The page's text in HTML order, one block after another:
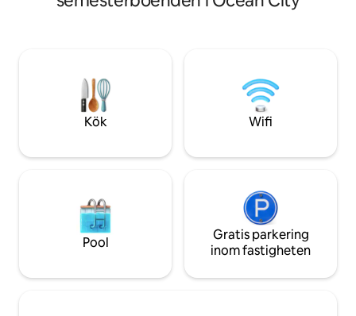
festivaler och evenemang i centrum.
kylväska. Inkluderar 1 tilldelad
parkeringsplats plus 1 delad plats enligt
först till kvarn-principen med
passerkort. Perfekt för familjer, par och
Netflix
Dairyland! Mer
minigolf,
jetskiuthyrning!
till
Kök Wifi
Pool
Gratis parkering
inom fastigheten